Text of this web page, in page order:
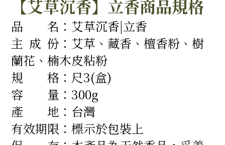
【艾草沉香】立香商品規格
品 名：艾草沉香|立香
主 成 份：艾草、藏香、檀香粉、樹
蘭花、楠木皮粘粉
規 格： 尺3(盒)
容 量：300g
產 地 ： 台灣
有效期限： 標示於包裝上